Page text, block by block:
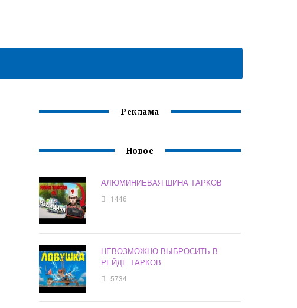
Реклама
Новое
АЛЮМИНИЕВАЯ ШИНА ТАРКОВ
1446
НЕВОЗМОЖНО ВЫБРОСИТЬ В
РЕЙДЕ ТАРКОВ
5734